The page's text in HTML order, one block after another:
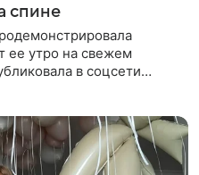
спине
ее утро на свежем
в соцсети